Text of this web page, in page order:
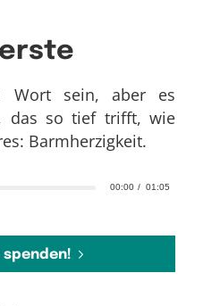
00:00 01:05
Wort sein, aber es
das so tief trifft, wie
Barmherzigkeit.